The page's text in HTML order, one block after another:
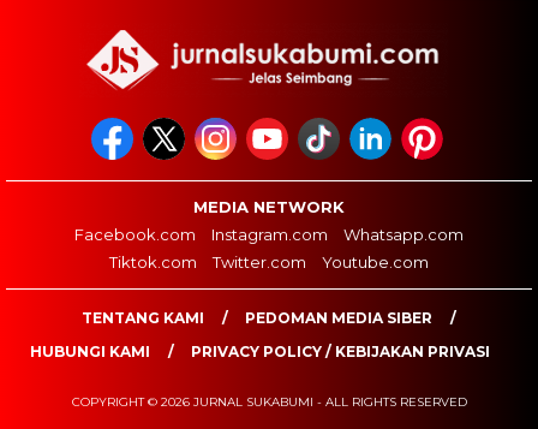
MEDIA NETWORK
Facebook.com
Instagram.com
Whatsapp.com
Tiktok.com
Twitter.com Youtube.com
TENTANG KAMI
PEDOMAN MEDIA SIBER
HUBUNGI KAMI
PRIVACY POLICY / KEBIJAKAN PRIVASI
COPYRIGHT © 2026 JURNAL SUKABUMI - ALL RIGHTS RESERVED